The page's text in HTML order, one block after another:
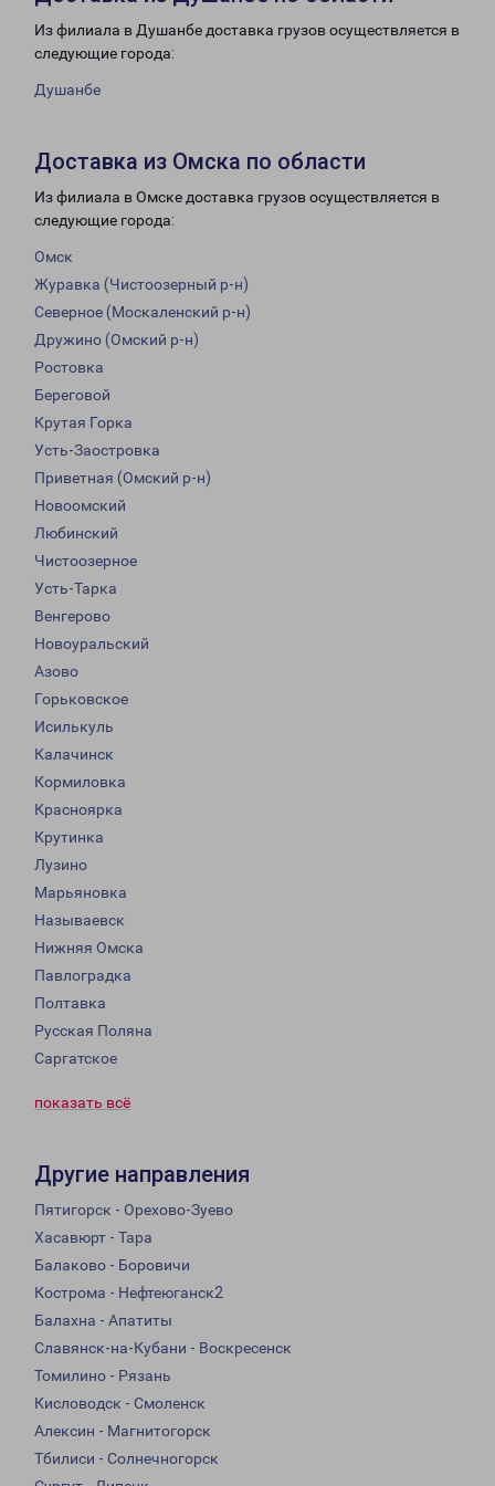
Из филиала в Душанбе доставка грузов осуществляется в
следующие города:
Душанбе
Доставка из Омска по области
Из филиала в Омске доставка грузов осуществляется в
следующие города:
Омск
Журавка (Чистоозерный р-н)
Северное (Москаленский р-н)
Дружино (Омский р-н)
Ростовка
Береговой
Крутая Горка
Усть-Заостровка
Приветная (Омский р-н)
Новоомский
Любинский
Чистоозерное
Усть-Тарка
Венгерово
Новоуральский
Азово
Горьковское
Исилькуль
Калачинск
Кормиловка
Красноярка
Крутинка
Лузино
Марьяновка
Называевск
Нижняя Омска
Павлоградка
Полтавка
Русская Поляна
Саргатское
показать всё
Другие направления
Пятигорск - Орехово-Зуево
Хасавюрт - Тара
Балаково - Боровичи
Кострома - Нефтеюганск2
Балахна - Апатиты
Славянск-на-Кубани - Воскресенск
Томилино - Рязань
Кисловодск - Смоленск
Алексин - Магнитогорск
Тбилиси - Солнечногорск